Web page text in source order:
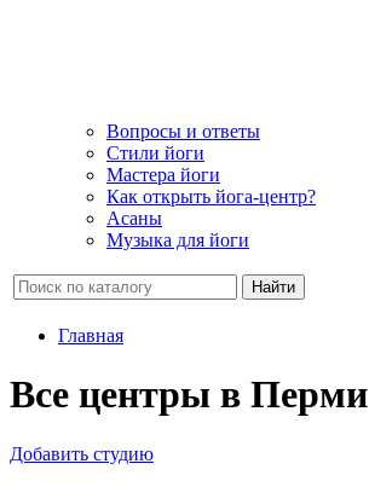
Вопросы и ответы
Стили йоги
Мастера йоги
Как открыть йога-центр?
Асаны
Музыка для йоги
Найти
Главная
Все центры в Перми
Добавить студию